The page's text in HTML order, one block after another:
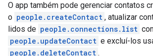
O app também pode gerenciar contatos
o people.createContact , atualizar
lidos de people.connections.list
people.updateContact e excluí-los
people.deleteContact .